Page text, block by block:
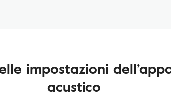
impostazioni
acustico